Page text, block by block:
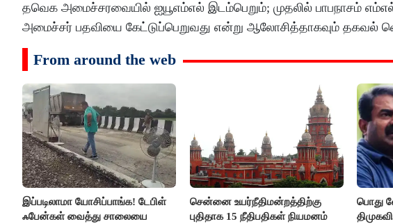
தவெக அமைச்சரவையில் ஐயூஎம்எல் இடம்பெறும்; முதலில் பாபநாசம்
அமைச்சர் பதவியை கேட்டுப்பெறுவது என்று ஆலோசித்தாகவும் தகவல்
From around the web
இப்படிலாமா யோசிப்பாங்க! டேபிள்
ஃபேன்கள் வைத்து சாலையை
சென்னை உயர்நீதிமன்றத்திற்கு
புதிதாக 15 நீதிபதிகள் நியமனம்
பொது